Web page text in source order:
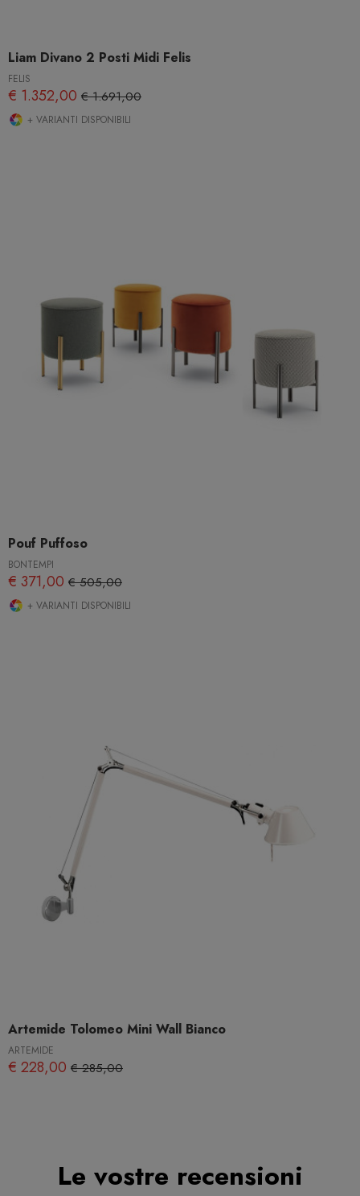
Liam Divano 2 Posti Midi Felis
FELIS
€ 1.352,00 € 1.691,00
+ VARIANTI DISPONIBILI
Pouf Puffoso
BONTEMPI
€ 371,00 € 505,00
+ VARIANTI DISPONIBILI
Artemide Tolomeo Mini Wall Bianco
ARTEMIDE
€ 228,00 € 285,00
Le vostre recensioni